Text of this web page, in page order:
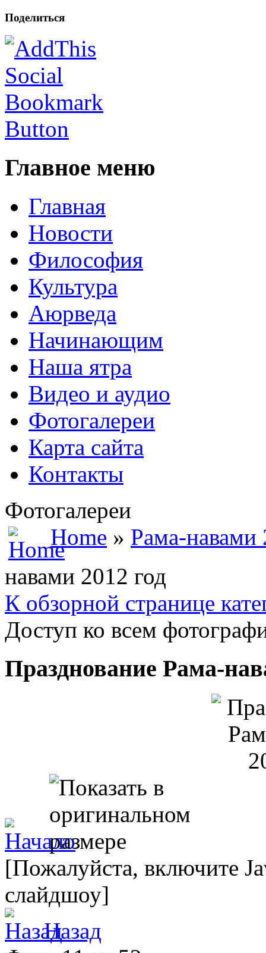
Поделиться
Главное меню
Главная
Новости
Философия
Культура
Аюрведа
Начинающим
Наша ятра
Видео и аудио
Фотогалереи
Карта сайта
Контакты
Фотогалереи
Home » Рама-навами
навами 2012 год
К обзорной странице
Доступ ко всем
Празднование Рама-
[Пожалуйста, включите
слайдшоу]
Назад